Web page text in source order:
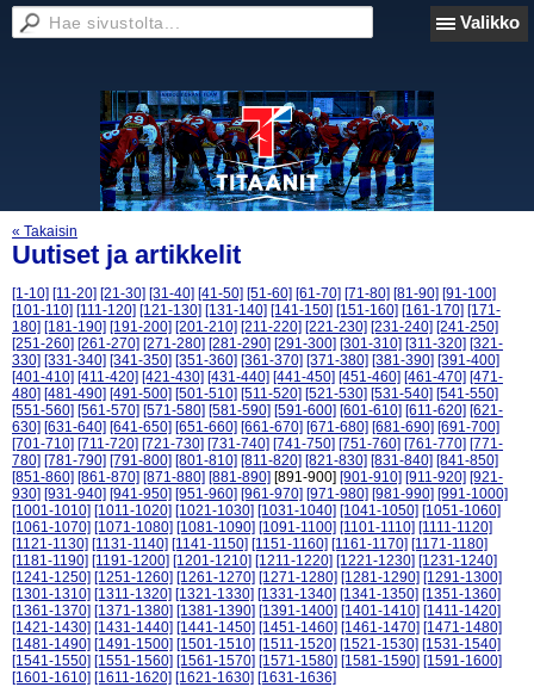
Valikko
« Takaisin
Uutiset ja artikkelit
[1-10] [11-20] [21-30] [31-40] [41-50] [51-60] [61-70] [71-80] [81-90] [91-100]
[101-110] [111-120] [121-130] [131-140] [141-150] [151-160] [161-170] [171-
180] [181-190] [191-200] [201-210] [211-220] [221-230] [231-240] [241-250]
[251-260] [261-270] [271-280] [281-290] [291-300] [301-310] [311-320] [321-
330] [331-340] [341-350] [351-360] [361-370] [371-380] [381-390] [391-400]
[401-410] [411-420] [421-430] [431-440] [441-450] [451-460] [461-470] [471-
480] [481-490] [491-500] [501-510] [511-520] [521-530] [531-540] [541-550]
[551-560] [561-570] [571-580] [581-590] [591-600] [601-610] [611-620] [621-
630] [631-640] [641-650] [651-660] [661-670] [671-680] [681-690] [691-700]
[701-710] [711-720] [721-730] [731-740] [741-750] [751-760] [761-770] [771-
780] [781-790] [791-800] [801-810] [811-820] [821-830] [831-840] [841-850]
[851-860] [861-870] [871-880] [881-890] [891-900] [901-910] [911-920] [921-
930] [931-940] [941-950] [951-960] [961-970] [971-980] [981-990] [991-1000]
[1001-1010] [1011-1020] [1021-1030] [1031-1040] [1041-1050] [1051-1060]
[1061-1070] [1071-1080] [1081-1090] [1091-1100] [1101-1110] [1111-1120]
[1121-1130] [1131-1140] [1141-1150] [1151-1160] [1161-1170] [1171-1180]
[1181-1190] [1191-1200] [1201-1210] [1211-1220] [1221-1230] [1231-1240]
[1241-1250] [1251-1260] [1261-1270] [1271-1280] [1281-1290] [1291-1300]
[1301-1310] [1311-1320] [1321-1330] [1331-1340] [1341-1350] [1351-1360]
[1361-1370] [1371-1380] [1381-1390] [1391-1400] [1401-1410] [1411-1420]
[1421-1430] [1431-1440] [1441-1450] [1451-1460] [1461-1470] [1471-1480]
[1481-1490] [1491-1500] [1501-1510] [1511-1520] [1521-1530] [1531-1540]
[1541-1550] [1551-1560] [1561-1570] [1571-1580] [1581-1590] [1591-1600]
[1601-1610] [1611-1620] [1621-1630] [1631-1636]